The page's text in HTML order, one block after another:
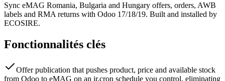
Sync eMAG Romania, Bulgaria and Hungary offers, orders, AWB
labels and RMA returns with Odoo 17/18/19. Built and installed by
ECOSIRE.
Fonctionnalités clés
Offer publication that pushes product, price and available stock
from Odoo to eMAG on an ir.cron schedule you control, eliminating